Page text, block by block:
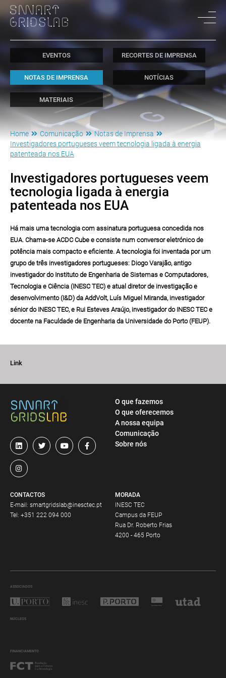
EVENTOS RECORTES DE IMPRENSA
NOTAS DE IMPRENSA NOTÍCIAS
MATERIAIS
Home Comunicação
Notas de Imprensa
Investigadores portugueses veem tecnologia ligada à energia
patenteada nos EUA
Investigadores portugueses veem
tecnologia ligada à energia
patenteada nos EUA
Há mais uma tecnologia com assinatura portuguesa concedida nos
EUA. Chama-se ACDC Cube e consiste num conversor eletrónico de
potência mais compacto e eficiente. A tecnologia foi inventada por um
grupo de três investigadores portugueses: Diogo Varajão, antigo
investigador do Instituto de Engenharia de Sistemas e Computadores,
Tecnologia e Ciência (INESC TEC) e atual diretor de investigação e
desenvolvimento (I&D) da AddVolt, Luís Miguel Miranda, investigador
sénior do INESC TEC, e Rui Esteves Araújo, investigador do INESC TEC e
docente na Faculdade de Engenharia da Universidade do Porto (FEUP).
Link
MORADA
INESC TEC
Campus da FEUP
Rua Dr. Roberto Frias
4200 - 465 Porto
CONTACTOS
E-mail: smartgridslab@inesctec.pt
Tel: +351 222 094 000
O que fazemos
O que oferecemos
A nossa equipa
Comunicação
Sobre nós
ASSOCIADOS
NÚCLEOS
FINANCIAMENTO